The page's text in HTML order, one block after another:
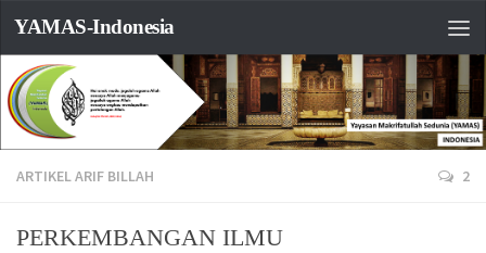
YAMAS-Indonesia
ARTIKEL ARIF BILLAH 2
PERKEMBANGAN ILMU